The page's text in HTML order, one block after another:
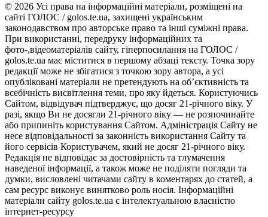
© 2026 Усі права на інформаційні матеріали, розміщені на
сайті ГОЛОС / golos.te.ua, захищені українським
законодавством про авторське право та інші суміжні права.
При використанні, передруку інформаційних та
фото-,відеоматеріалів сайту, гіперпосилання на ГОЛОС /
golos.te.ua має міститися в першому абзаці тексту. Точка зору
редакції може не збігатися з точкою зору автора, а усі
опубліковані матеріали не претендують на об’єктивність та
всебічність висвітлення теми, про яку йдеться. Користуючись
Сайтом, відвідувач підтверджує, що досяг 21-річного віку. У
разі, якщо Ви не досягли 21-річного віку — не розпочинайте
або припиніть користування Сайтом. Адміністрація Сайту не
несе відповідальності за законність використання Сайту та
його сервісів Користувачем, який не досяг 21-річного віку.
Редакція не відповідає за достовірність та тлумачення
наведеної інформації, а також може не поділяти погляди та
думки, висловлені читачами сайту в коментарях до статей, а
сам ресурс виконує винятково роль носія. Інформаційні
матеріали сайту golos.te.ua є інтелектуальною власністю
інтернет-ресурсу